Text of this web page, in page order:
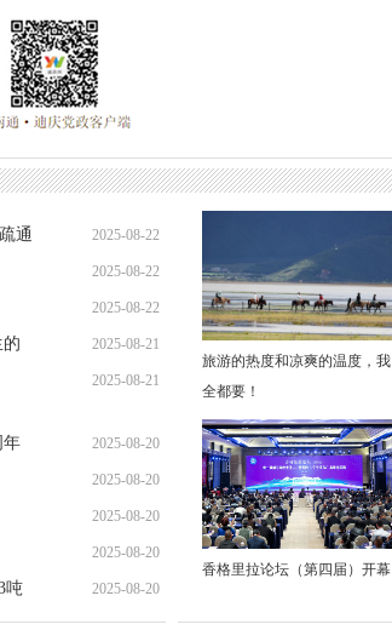
通
2025-08-22
2025-08-22
2025-08-22
2025-08-21
2025-08-21
年
2025-08-20
2025-08-20
2025-08-20
2025-08-20
吨 2025-08-20
旅游的热度和凉爽的温度，我
全都要！
香格里拉论坛（第四届）开幕